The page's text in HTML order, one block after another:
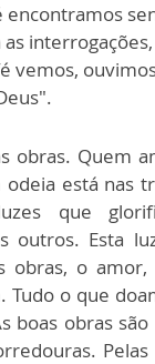
encontramos
vemos,
obras. Quem
está nas
que
outros. Esta
obras, o
Tudo o que
boas obras